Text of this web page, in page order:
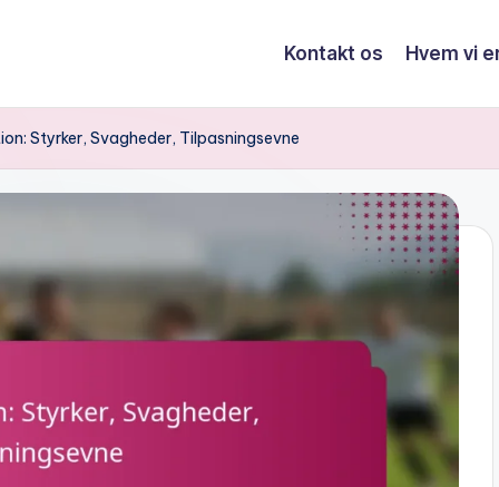
Kontakt os Hvem vi
Styrker, Svagheder, Tilpasningsevne